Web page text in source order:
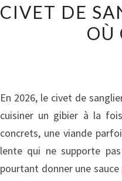
CIVET DE
OÙ
En 2026, le civet de
cuisiner un gibier à la
concrets, une viande
lente qui ne supporte
pourtant donner une